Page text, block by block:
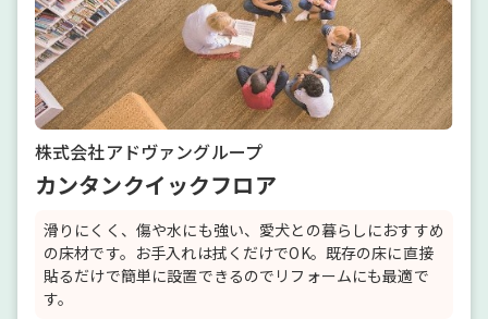
株式会社アドヴァングループ
カンタンクイックフロア
滑りにくく、傷や水にも強い、愛犬との暮らしにおすすめ
の床材です。お手入れは拭くだけでOK。既存の床に直接
貼るだけで簡単に設置できるのでリフォームにも最適で
す。